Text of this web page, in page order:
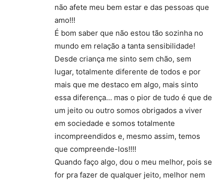
não afete meu bem estar e das pessoas que
amo!!!
É bom saber que não estou tão sozinha no
mundo em relação a tanta sensibilidade!
Desde criança me sinto sem chão, sem
lugar, totalmente diferente de todos e por
mais que me destaco em algo, mais sinto
essa diferença… mas o pior de tudo é que de
um jeito ou outro somos obrigados a viver
em sociedade e somos totalmente
incompreendidos e, mesmo assim, temos
que compreende-los!!!!
Quando faço algo, dou o meu melhor, pois se
for pra fazer de qualquer jeito, melhor nem